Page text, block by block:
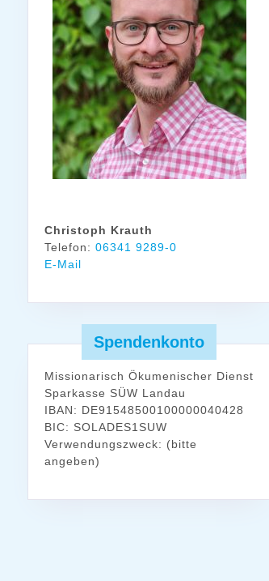
Christoph Krauth
Telefon: 06341 9289-0
E-Mail
Spendenkonto
Missionarisch Ökumenischer Dienst
Sparkasse SÜW Landau
IBAN: DE91548500100000040428
BIC: SOLADES1SUW
Verwendungszweck: (bitte
angeben)